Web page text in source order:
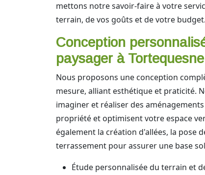
mettons notre savoir-faire à votre
terrain, de vos goûts et de votre budget.
Conception
paysager à Tortequesne
Nous proposons une conception
mesure, alliant esthétique et praticité.
imaginer et réaliser des
propriété et optimisent votre espace
également la création d'allées, la pose
terrassement pour assurer une base
Étude personnalisée du terrain et